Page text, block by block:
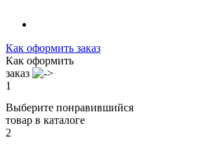
Как оформить заказ
Как оформить
заказ
1
Выберите понравившийся
товар в каталоге
2